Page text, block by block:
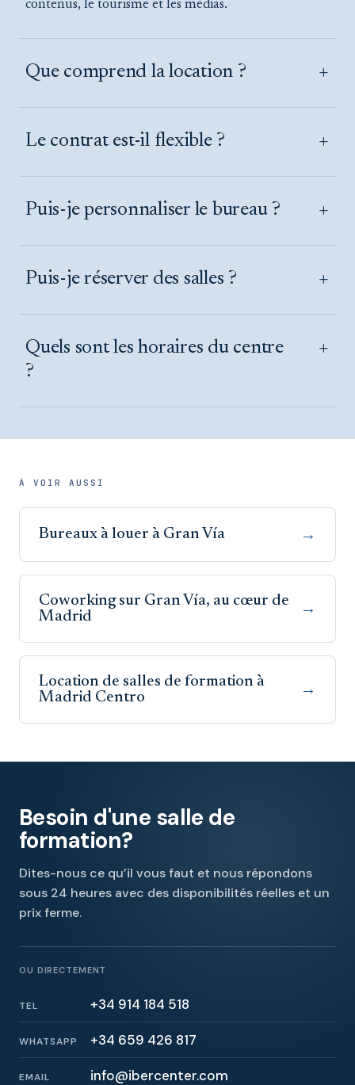
contenus, le tourisme et les médias.
Que comprend la location ? +
Le contrat est-il flexible ? +
Puis-je personnaliser le bureau ? +
Puis-je réserver des salles ? +
Quels sont les horaires du centre
?
+
À VOIR AUSSI
Bureaux à louer à Gran Vía →
Coworking sur Gran Vía, au cœur de
Madrid
→
Location de salles de formation à
Madrid Centro
→
Besoin d'une salle de
formation?
Dites-nous ce qu’il vous faut et nous répondons
sous 24 heures avec des disponibilités réelles et un
prix ferme.
OU DIRECTEMENT
TEL +34 914 184 518
WHATSAPP +34 659 426 817
EMAIL info@ibercenter.com